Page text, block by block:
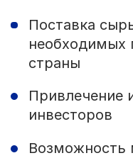
Поставка
необходимых
страны
Привлечение
инвесторов
Возможность